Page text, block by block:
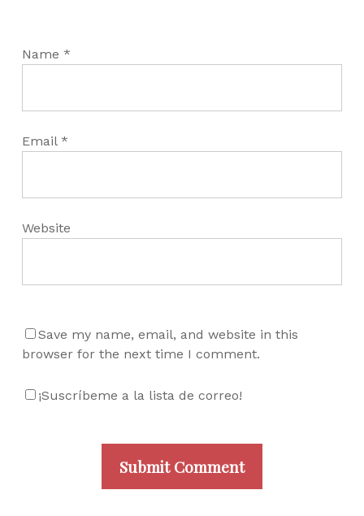
Name *
Email *
Website
Save my name, email, and website in this
browser for the next time I comment.
¡Suscríbeme a la lista de correo!